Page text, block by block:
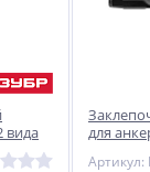
вида
для
с
Артикул: